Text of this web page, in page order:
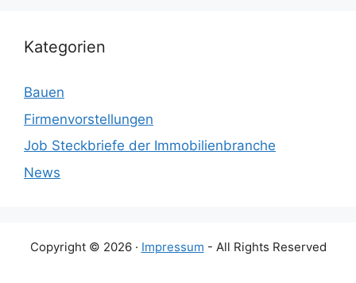
Kategorien
Bauen
Firmenvorstellungen
Job Steckbriefe der Immobilienbranche
News
Copyright © 2026 · Impressum - All Rights Reserved